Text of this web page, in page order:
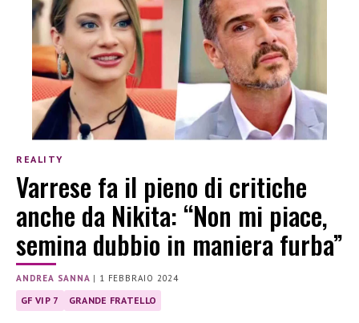
REALITY
Varrese fa il pieno di critiche
anche da Nikita: “Non mi piace,
semina dubbio in maniera furba”
ANDREA SANNA | 1 FEBBRAIO 2024
GF VIP 7 GRANDE FRATELLO